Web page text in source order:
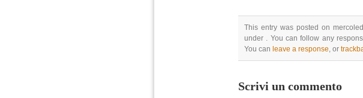
This entry was posted on
under . You can follow any
You can leave a response, or
Scrivi un commento